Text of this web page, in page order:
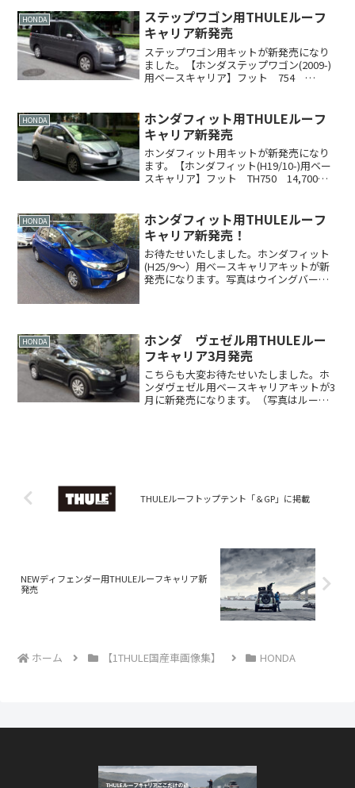
KIT5274税込定価合計 ￥57,200（ブラ
ッ...
HONDA
ステップワゴン用THULEルーフ
キャリア新発売
ステップワゴン用キットが新発売になり
ました。【ホンダステップワゴン(2009-)
用ベースキャリア】フット 754
計 ￥29,...
HONDA
ホンダフィット用THULEルーフ
キャリア新発売
ホンダフィット用キットが新発売になり
ます。【ホンダフィット(H19/10-)用ベー
スキャリア】フット TH750 14,700円
HONDA
ホンダフィット用THULEルーフ
キャリア新発売！
お待たせいたしました。ホンダフィット
(H25/9～）用ベースキャリアキットが新
発売になります。写真はウイングバーを
HONDA
ホンダ ヴェゼル用THULEルー
フキャリア3月発売
こちらも大変お待たせいたしました。ホ
ンダヴェゼル用ベースキャリアキットが3
月に新発売になります。（写真はルーフ
THULEルーフトップテント「＆GP」に掲載
NEWディフェンダー用THULEルーフキャリア新
発売
ホーム 【1THULE国産車画像集】 HONDA